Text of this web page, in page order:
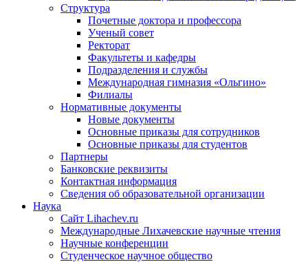
Структура
Почетные доктора и профессора
Ученый совет
Ректорат
Факультеты и кафедры
Подразделения и службы
Международная гимназия «Ольгино»
Филиалы
Нормативные документы
Новые документы
Основные приказы для сотрудников
Основные приказы для студентов
Партнеры
Банковские реквизиты
Контактная информация
Сведения об образовательной организации
Наука
Сайт Lihachev.ru
Международные Лихачевские научные чтения
Научные конференции
Студенческое научное общество